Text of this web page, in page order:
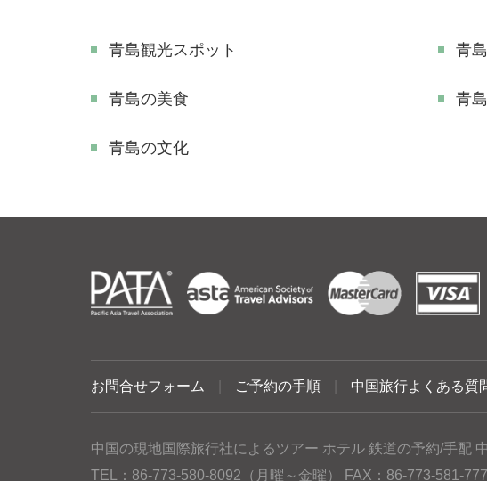
青島観光スポット 青
青島の美食 青
青島の文化
お問合せフォーム ご予約の手順 中国旅行よくある質
中国の現地国際旅行社によるツアー ホテル 鉄道の予約/手配
TEL：86-773-580-8092（月曜～金曜） FAX：86-773-581-